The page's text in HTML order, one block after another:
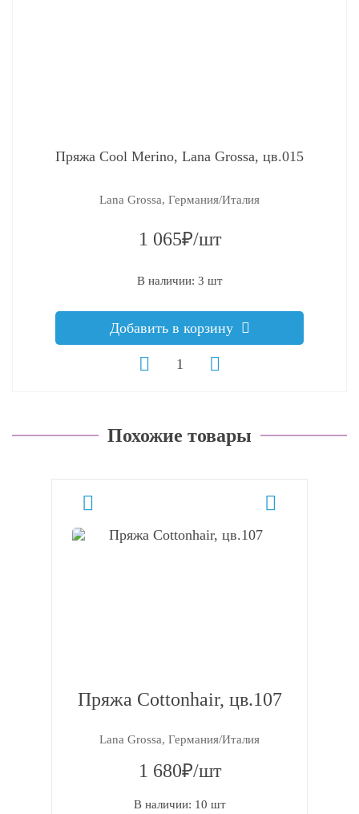
Пряжа Cool Merino, Lana Grossa, цв.015
Lana Grossa, Германия/Италия
1 065₽/шт
В наличии: 3 шт
Добавить в корзину
Похожие товары
Пряжа Cottonhair, цв.107
Lana Grossa, Германия/Италия
1 680₽/шт
В наличии: 10 шт